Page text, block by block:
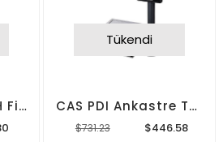
X-Printer XP 58IIH Fiş/Pos Yazıcı
Tükendi
CAS PDI Ankastre Terazi
$446.58
$731.23